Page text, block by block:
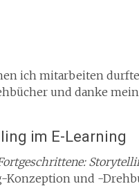
ich mitarbeiten
und danke
im E-Learning
Konzeption und -